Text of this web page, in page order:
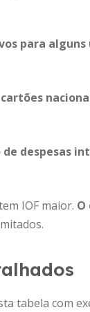
para alguns
despesas
IOF maior.
tabela com